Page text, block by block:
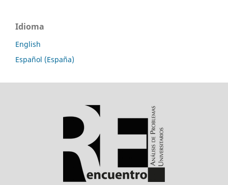
Idioma
English
Español (España)